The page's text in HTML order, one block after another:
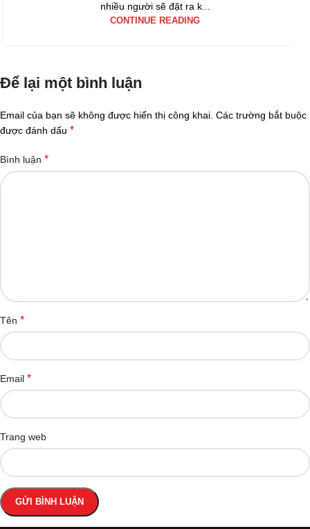
nhiều người sẽ đặt ra k...
CONTINUE READING
Để lại một bình luận
Email của bạn sẽ không được hiển thị công khai. Các trường bắt buộc
được đánh dấu *
Bình luận *
Tên *
Email *
Trang web